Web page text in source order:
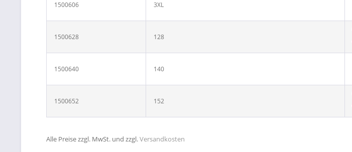
1500606 3XL
1500628 128
1500640 140
1500652 152
Alle Preise zzgl. MwSt. und zzgl.Versandkosten